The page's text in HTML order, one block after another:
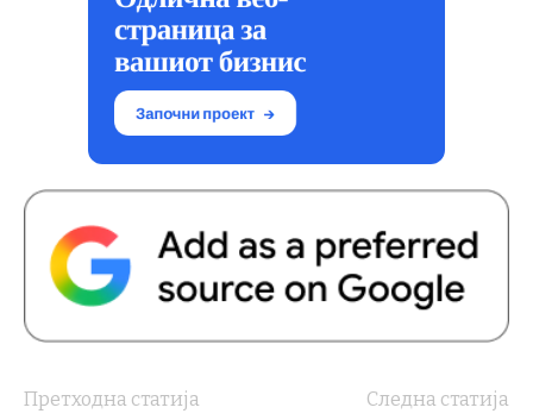
Претходна статија
Следна статија